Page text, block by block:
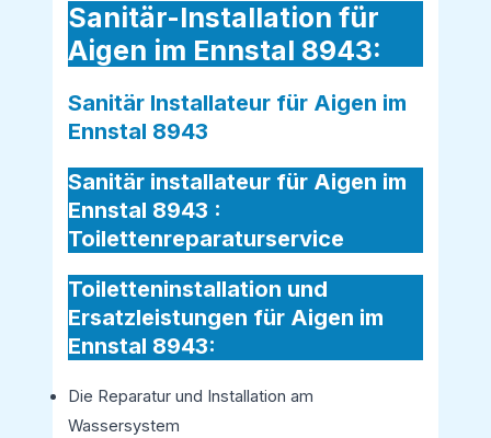
Sanitär-Installation für
Aigen im Ennstal 8943:
Sanitär Installateur für Aigen im
Ennstal 8943
Sanitär installateur für Aigen im
Ennstal 8943 :
Toilettenreparaturservice
Toiletteninstallation und
Ersatzleistungen für Aigen im
Ennstal 8943:
Die Reparatur und Installation am
Wassersystem